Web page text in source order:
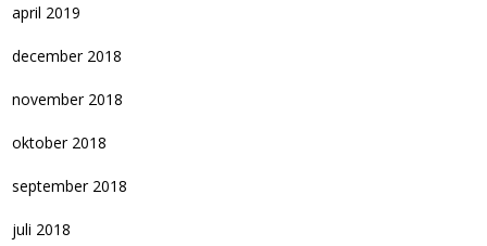
april 2019
december 2018
november 2018
oktober 2018
september 2018
juli 2018